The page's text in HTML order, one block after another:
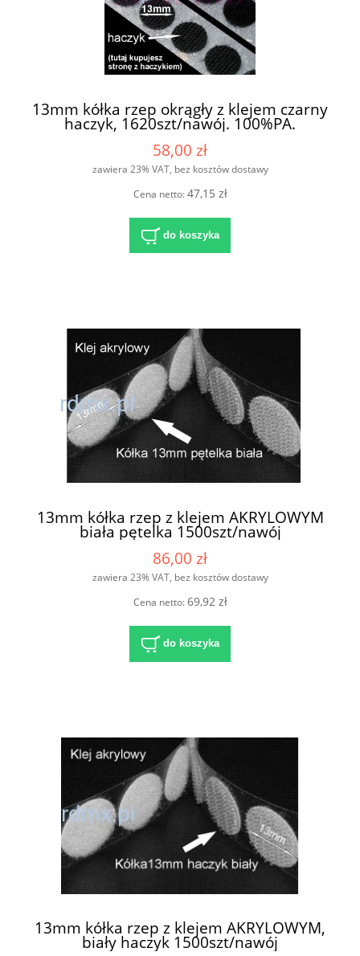
13mm kółka rzep okrągły z klejem czarny
haczyk, 1620szt/nawój. 100%PA.
58,00 zł
zawiera 23% VAT, bez kosztów dostawy
Cena netto:47,15 zł
do koszyka
13mm kółka rzep z klejem AKRYLOWYM
biała pętelka 1500szt/nawój
86,00 zł
zawiera 23% VAT, bez kosztów dostawy
Cena netto:69,92 zł
do koszyka
13mm kółka rzep z klejem AKRYLOWYM,
biały haczyk 1500szt/nawój